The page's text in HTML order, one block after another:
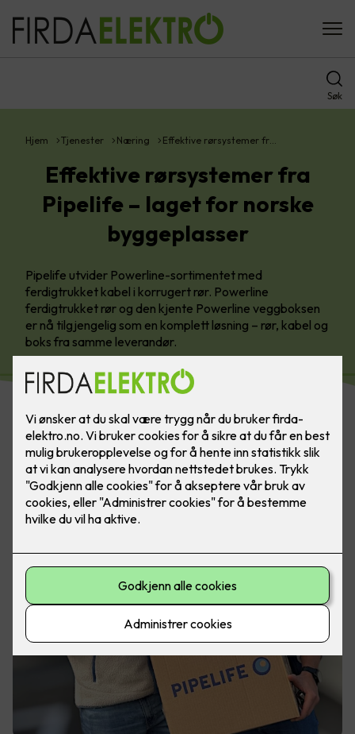
Søk
Hjem Tjenester Næring Effektive rørsystemer fr…
Effektive rørsystemer fra
Pipelife – laget for norske
byggeplasser
Pipelife utvider Powerline-sortimentet med
ferdigtrukket kabel i korrugert rør. Powerline
ferdigtrukket rør og den kjente Powerline veggboksen
er nå tilgjengelig som en komplett løsning – rør, kabel og
boks fra samme leverandør.